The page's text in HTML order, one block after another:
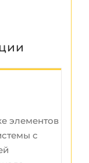
элементов
с